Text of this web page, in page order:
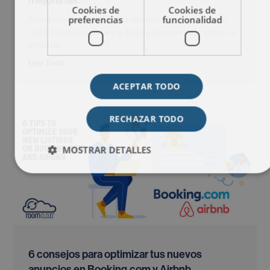
Ahora más que nunca, los viajeros son invitados por
cada vez más portales a dejar un comentario sobre su
6 consejos para optimizar tus nuevos
Cookies de
preferencias
Cookies de
funcionalidad
ACEPTAR TODO
RECHAZAR TODO
MOSTRAR DETALLES